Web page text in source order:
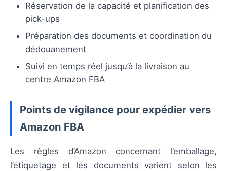
Réservation de la capacité et planification des
pick-ups
Préparation des documents et coordination du
dédouanement
Suivi en temps réel jusqu’à la livraison au
centre Amazon FBA
Points de vigilance pour expédier vers
Amazon FBA
Les règles d’Amazon concernant l’emballage,
l’étiquetage et les documents varient selon les